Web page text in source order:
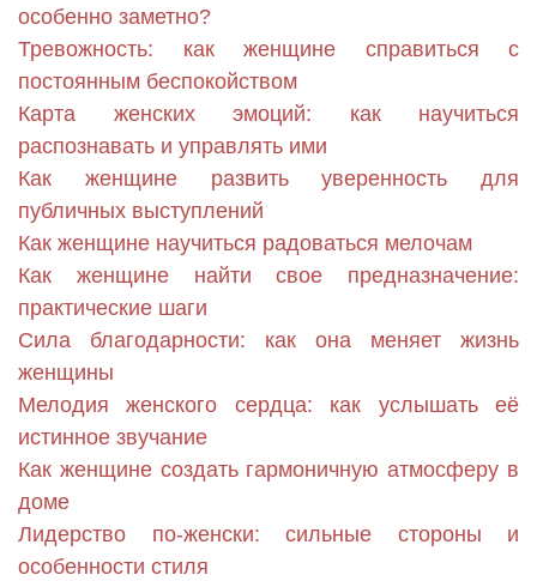
особенно заметно?
Тревожность: как женщине справиться с
постоянным беспокойством
Карта женских эмоций: как научиться
распознавать и управлять ими
Как женщине развить уверенность для
публичных выступлений
Как женщине научиться радоваться мелочам
Как женщине найти свое предназначение:
практические шаги
Сила благодарности: как она меняет жизнь
женщины
Мелодия женского сердца: как услышать её
истинное звучание
Как женщине создать гармоничную атмосферу в
доме
Лидерство по-женски: сильные стороны и
особенности стиля